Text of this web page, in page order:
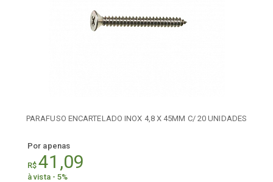
PARAFUSO ENCARTELADO INOX 4,8 X 45MM C/ 20 UNIDADES
Por apenas
R$41,09
à vista - 5%